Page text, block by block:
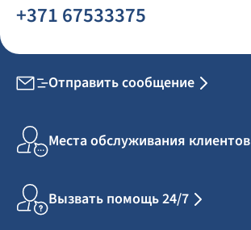
+371 67533375
Отправить сообщение
Места обслуживания клиентов
Вызвать помощь 24/7